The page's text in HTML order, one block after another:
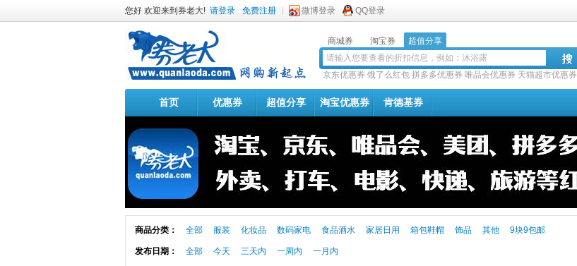
您好 欢迎来到券老大! 请登录 免费注册 微博登录 QQ登录
商城券 淘宝券 超值分享
京东优惠券 饿了么红包 拼多多优惠券 唯品会优惠券 天猫超市优惠券
首页 优惠券 超值分享 淘宝优惠券 肯德基券
商品分类： 全部 服装 化妆品 数码家电 食品酒水 家居日用 箱包鞋帽 饰品 其他 9块9包邮
发布日期： 全部 今天 三天内 一周内 一月内